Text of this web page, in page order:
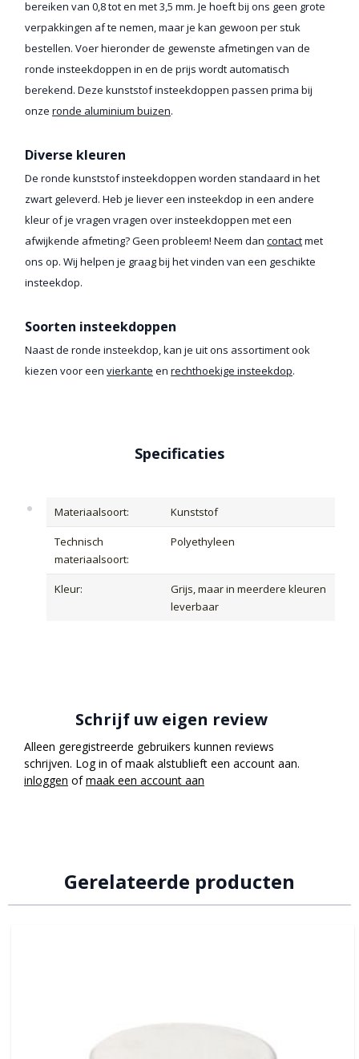
bereiken van 0,8 tot en met 3,5 mm. Je hoeft bij ons geen grote
verpakkingen af te nemen, maar je kan gewoon per stuk
bestellen. Voer hieronder de gewenste afmetingen van de
ronde insteekdoppen in en de prijs wordt automatisch
berekend. Deze kunststof insteekdoppen passen prima bij
onze ronde aluminium buizen.
Diverse kleuren
De ronde kunststof insteekdoppen worden standaard in het
zwart geleverd. Heb je liever een insteekdop in een andere
kleur of je vragen vragen over insteekdoppen met een
afwijkende afmeting? Geen probleem! Neem dan contactmet
ons op. Wij helpen je graag bij het vinden van een geschikte
insteekdop.
Soorten insteekdoppen
Naast de ronde insteekdop, kan je uit ons assortiment ook
kiezen voor een vierkante en rechthoekige insteekdop.
Specificaties
Materiaalsoort: Kunststof
Technisch
materiaalsoort:
Polyethyleen
Kleur:
Grijs, maar in meerdere kleuren
leverbaar
Schrijf uw eigen review
Alleen geregistreerde gebruikers kunnen reviews
schrijven. Log in of maak alstublieft een account aan.
inloggen ofmaak een account aan
Gerelateerde producten